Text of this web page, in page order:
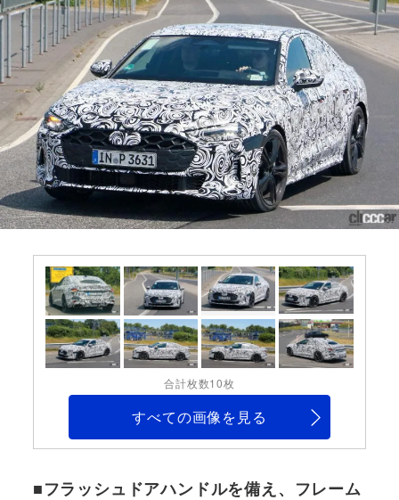
合計枚数10枚
すべての画像を見る
■フラッシュドアハンドルを備え、フレーム